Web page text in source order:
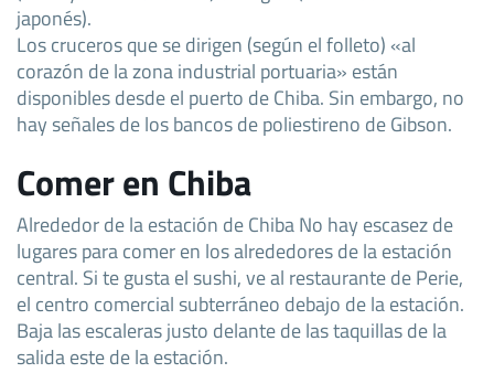
japonés).
Los cruceros que se dirigen (según el folleto) «al
corazón de la zona industrial portuaria» están
disponibles desde el puerto de Chiba. Sin embargo, no
hay señales de los bancos de poliestireno de Gibson.
Comer en Chiba
Alrededor de la estación de Chiba No hay escasez de
lugares para comer en los alrededores de la estación
central. Si te gusta el sushi, ve al restaurante de Perie,
el centro comercial subterráneo debajo de la estación.
Baja las escaleras justo delante de las taquillas de la
salida este de la estación.